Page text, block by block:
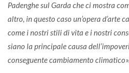
Padenghe sul Garda che ci mostra
altro, in questo caso un’opera d’arte
come i nostri stili di vita e i nostri
siano la principale causa
conseguente cambiamento climatico